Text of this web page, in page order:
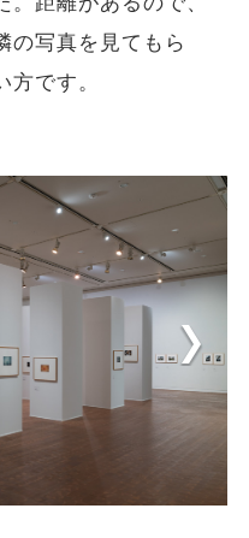
の写真を見てもら
です。